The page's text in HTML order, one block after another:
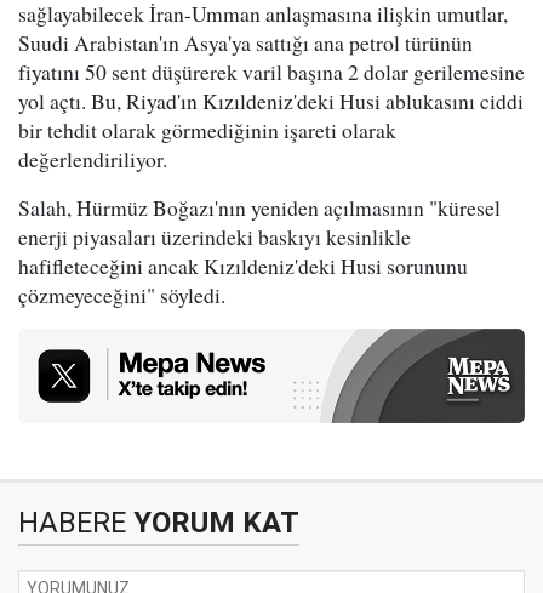
sağlayabilecek İran-Umman anlaşmasına ilişkin umutlar,
Suudi Arabistan'ın Asya'ya sattığı ana petrol türünün
fiyatını 50 sent düşürerek varil başına 2 dolar gerilemesine
yol açtı. Bu, Riyad'ın Kızıldeniz'deki Husi ablukasını ciddi
bir tehdit olarak görmediğinin işareti olarak
değerlendiriliyor.
Salah, Hürmüz Boğazı'nın yeniden açılmasının "küresel
enerji piyasaları üzerindeki baskıyı kesinlikle
hafifleteceğini ancak Kızıldeniz'deki Husi sorununu
çözmeyeceğini" söyledi.
HABERE YORUM KAT